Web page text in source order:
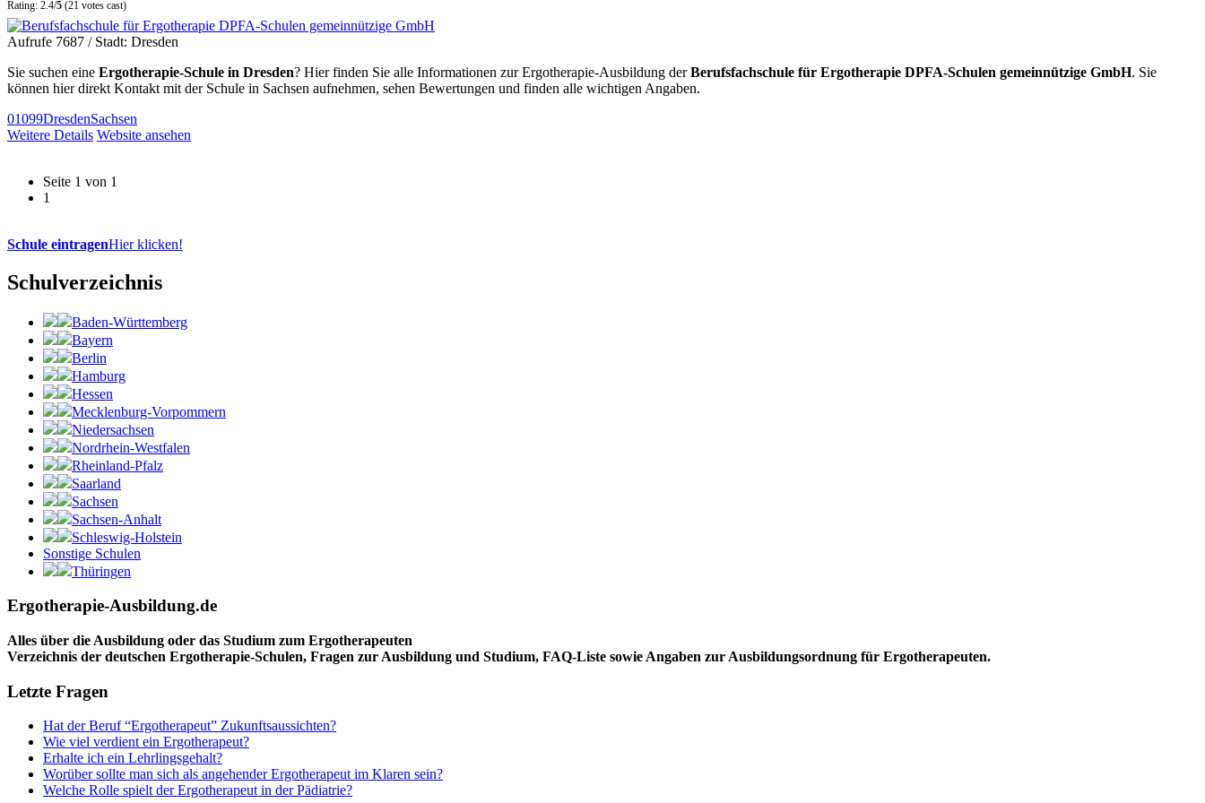
Rating: 2.4/5 (21 votes cast)
Aufrufe 7687 / Stadt: Dresden
Sie suchen eine Ergotherapie-Schule in Dresden? Hier finden Sie alle Informationen zur Ergotherapie-Ausbildung derBerufsfachschule für Ergotherapie DPFA-Schulen gemeinnützige GmbH. Sie
können hier direkt Kontakt mit der Schule in Sachsen aufnehmen, sehen Bewertungen und finden alle wichtigen Angaben.
01099DresdenSachsen
Weitere Details Website ansehen
Seite 1 von 1
1
Schule eintragenHier klicken!
Schulverzeichnis
Baden-Württemberg
Bayern
Berlin
Hamburg
Hessen
Mecklenburg-Vorpommern
Niedersachsen
Nordrhein-Westfalen
Rheinland-Pfalz
Saarland
Sachsen
Sachsen-Anhalt
Schleswig-Holstein
Sonstige Schulen
Thüringen
Ergotherapie-Ausbildung.de
Alles über die Ausbildung oder das Studium zum Ergotherapeuten
Verzeichnis der deutschen Ergotherapie-Schulen, Fragen zur Ausbildung und Studium, FAQ-Liste sowie Angaben zur Ausbildungsordnung für Ergotherapeuten.
Letzte Fragen
Hat der Beruf “Ergotherapeut” Zukunftsaussichten?
Wie viel verdient ein Ergotherapeut?
Erhalte ich ein Lehrlingsgehalt?
Worüber sollte man sich als angehender Ergotherapeut im Klaren sein?
Welche Rolle spielt der Ergotherapeut in der Pädiatrie?